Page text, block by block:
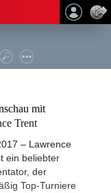
mit
Trent
– Lawrence
ein beliebter
der
Top-Turniere